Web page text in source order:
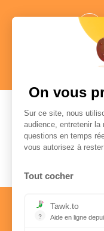
des
au profil
On vous
Sur ce site, nous
audience, entretenir la
questions en temps
vous autorisez à rester
Tout cocher
?
Tawk.to
Aide en ligne